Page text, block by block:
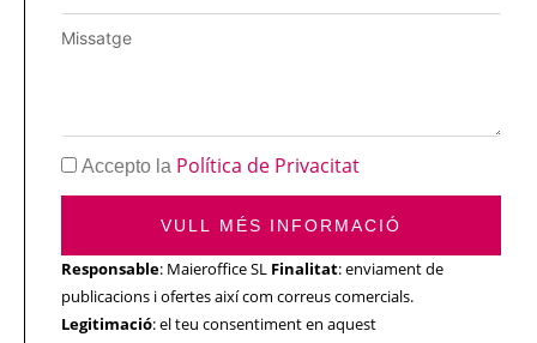
Accepto la Política de Privacitat
VULL MÉS INFORMACIÓ
Responsable: Maieroffice SL Finalitat: enviament de
publicacions i ofertes així com correus comercials.
Legitimació: el teu consentiment en aquest